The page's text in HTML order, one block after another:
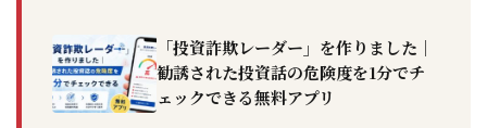
「投資詐欺レーダー」を作りました｜
勧誘された投資話の危険度を1分でチ
ェックできる無料アプリ